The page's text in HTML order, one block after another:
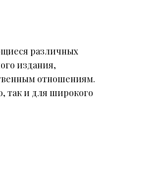
различных
издания,
отношениям.
так и для широкого